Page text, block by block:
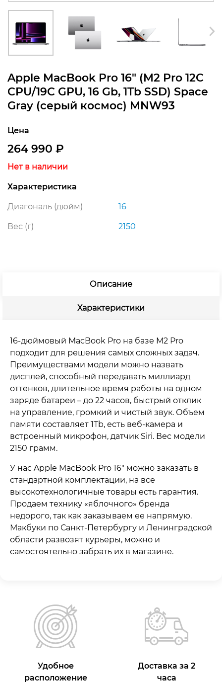
Apple MacBook Pro 16″ (M2 Pro 12C
CPU/19C GPU, 16 Gb, 1Tb SSD) Space
Gray (серый космос) MNW93
Цена
264 990 ₽
Нет в наличии
Характеристика
Диагональ (дюйм) 16
Вес (г) 2150
Описание
Характеристики
16-дюймовый MacBook Pro на базе M2 Pro
подходит для решения самых сложных задач.
Преимуществами модели можно назвать
дисплей, способный передавать миллиард
оттенков, длительное время работы на одном
заряде батареи – до 22 часов, быстрый отклик
на управление, громкий и чистый звук. Объем
памяти составляет 1Tb, есть веб-камера и
встроенный микрофон, датчик Siri. Вес модели
2150 грамм.
У нас Apple MacBook Pro 16″ можно заказать в
стандартной комплектации, на все
высокотехнологичные товары есть гарантия.
Продаем технику «яблочного» бренда
недорого, так как заказываем ее напрямую.
Макбуки по Санкт-Петербургу и Ленинградской
области развозят курьеры, можно и
самостоятельно забрать их в магазине.
Удобное
расположение
Доставка за 2
часа
+7 812 318-40-14
(c 10:00 до 21:00, без
выходных)